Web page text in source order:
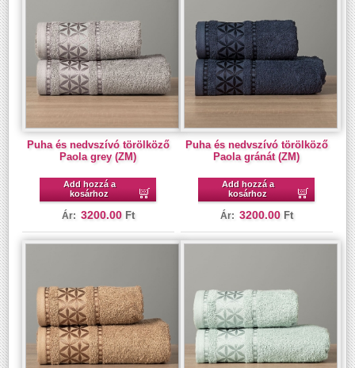
Puha és nedvszívó törölköző
Paola grey (ZM)
Add hozzá a
kosárhoz
Ár: 3200.00 Ft
Puha és nedvszívó törölköző
Paola gránát (ZM)
Add hozzá a
kosárhoz
Ár: 3200.00 Ft